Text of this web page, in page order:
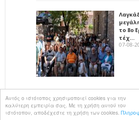
Αυτός ο ιστότοπος χρησιμοποιεί cookies για την
καλύτερη εμπειρία σας. Με τη χρήση αυτού του
ιστότοπου, αποδέχεστε τη χρήση των cookies.
το 8ο
τέχ…
07-08-
All rights reserved